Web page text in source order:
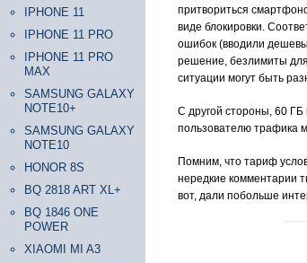
IPHONE 11
IPHONE 11 PRO
IPHONE 11 PRO
MAX
SAMSUNG GALAXY
NOTE10+
SAMSUNG GALAXY
NOTE10
HONOR 8S
BQ 2818 ART XL+
BQ 1846 ONE
POWER
XIAOMI MI A3
притвориться
виде блокировки.
ошибок (вводили
решение, безлимиты
ситуации могут быть
С другой стороны, 60
пользователю трафика
Помним, что тариф
нередкие комментарии
вот, дали побольше